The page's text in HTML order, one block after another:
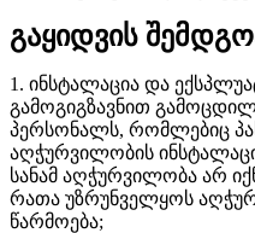
გაყიდვის
1. ინსტალაცია და
გამოგიგზავნით
პერსონალს, რომლებიც
აღჭურვილობის
სანამ აღჭურვილობა არ
რათა უზრუნველყოს
წარმოება;